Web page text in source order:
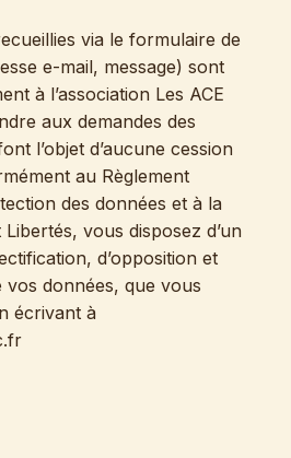
via le formulaire de
e-mail, message) sont
à l’association Les ACE
aux demandes des
l’objet d’aucune cession
au Règlement
des données et à la
vous disposez d’un
d’opposition et
vos données, que vous
écrivant à